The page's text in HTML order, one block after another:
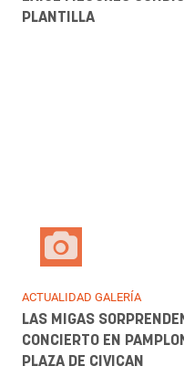
NAVARRA GALERÍA
FOTOS | ASÍ HA SIDO EL
ABIERTA DE OSASUNA
TAJONAR